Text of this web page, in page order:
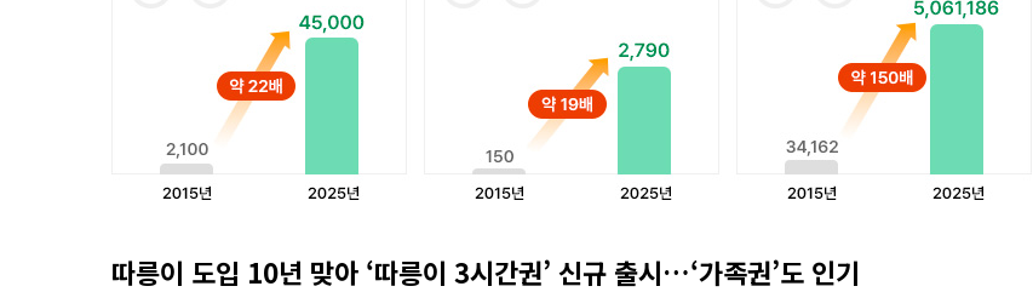
따릉이 도입 10년 맞아 ‘따릉이 3시간권’ 신규 출시…‘가족권’도 인기